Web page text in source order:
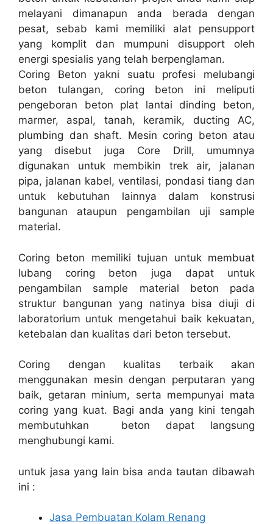
melayani dimanapun anda berada dengan
pesat, sebab kami memiliki alat pensupport
yang komplit dan mumpuni disupport oleh
energi spesialis yang telah berpenglaman.
Coring Beton yakni suatu profesi melubangi
beton tulangan, coring beton ini meliputi
pengeboran beton plat lantai dinding beton,
marmer, aspal, tanah, keramik, ducting AC,
plumbing dan shaft. Mesin coring beton atau
yang disebut juga Core Drill, umumnya
digunakan untuk membikin trek air, jalanan
pipa, jalanan kabel, ventilasi, pondasi tiang dan
untuk kebutuhan lainnya dalam konstrusi
bangunan ataupun pengambilan uji sample
material.
Coring beton memiliki tujuan untuk membuat
lubang coring beton juga dapat untuk
pengambilan sample material beton pada
struktur bangunan yang natinya bisa diuji di
laboratorium untuk mengetahui baik kekuatan,
ketebalan dan kualitas dari beton tersebut.
Coring dengan kualitas terbaik akan
menggunakan mesin dengan perputaran yang
baik, getaran minium, serta mempunyai mata
coring yang kuat. Bagi anda yang kini tengah
membutuhkan beton dapat langsung
menghubungi kami.
untuk jasa yang lain bisa anda tautan dibawah
ini :
Jasa Pembuatan Kolam Renang